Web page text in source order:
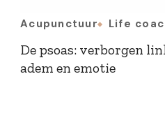
Acupunctuur Life
De psoas: verborgen
adem en emotie